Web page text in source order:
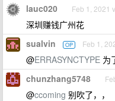
lauc020 Feb 1, 2021
深圳赚钱广州花
sualvin OP Feb 1,
@ERRASYNCTYPE 为
chunzhang5748
@ccoming 别吹了，，